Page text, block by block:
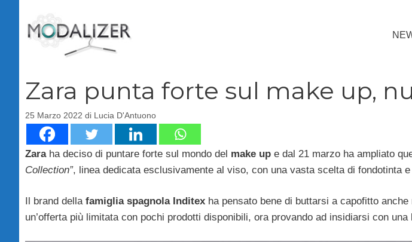
contenuto
Zara punta forte sul make up,
25 Marzo 2022 di Lucia D'Antuono
Zaraha deciso di puntare forte sul mondo del make up e dal 21 marzo ha ampliato
Collection”, linea dedicata esclusivamente al viso, con una vasta scelta di fondotinta
Il brand della famiglia spagnola Inditex ha pensato bene di buttarsi a capofitto
un’offerta più limitata con pochi prodotti disponibili, ora provando ad insidiarsi con